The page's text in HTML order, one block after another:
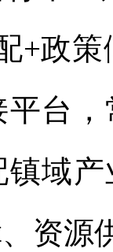
+政
台
镇域
资源